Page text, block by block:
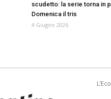
scudetto: la serie torna in
Domenica il tris
4 Giugno 2026